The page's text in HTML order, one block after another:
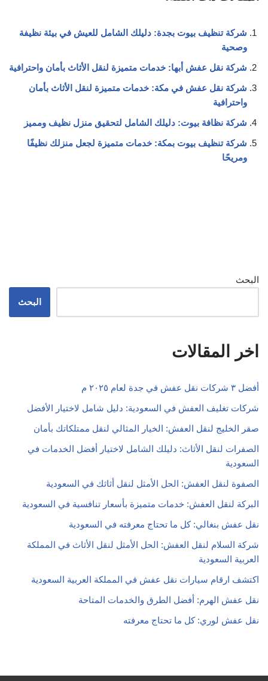
شركة تنظيف بيوت بجدة: دليلك الشامل للعيش في بيئة نظيفة
وصحية
شركة نقل عفش أبها: خدمات متميزة لنقل الأثاث بأمان واحترافية
شركة نقل عفش في مكة: خدمات متميزة لنقل الأثاث بأمان
واحترافية
شركة نظافة بيوت: دليلك الشامل لتحقيق منزل نظيف ومميز
شركة تنظيف بيوت بمكة: خدمات متميزة لجعل منزلك نظيفًا
ومريحًا
البحث
البحث
اخر المقالات
أفضل ٣ شركات نقل عفش في جدة لعام ٢٠٢٥ م
شركات تغليف العفش في السعودية: دليل شامل لاختيار الأفضل
صقر الخليج لنقل العفش: الخيار المثالي لنقل ممتلكاتك بأمان
الصفرات لنقل الأثاث: دليلك الشامل لاختيار أفضل الخدمات في
السعودية
الصفوة لنقل العفش: الحل الأمثل لنقل أثاثك في السعودية
البركة لنقل العفش: خدمات متميزة بأسعار تنافسية في السعودية
نقل عفش بنغالي: كل ما تحتاج معرفته في السعودية
شركة السلام لنقل العفش: الحل الأمثل لنقل الأثاث في المملكة
العربية السعودية
اكتشف ارقام سيارات نقل عفش في المملكة العربية السعودية
نقل عفش الهرم: أفضل الطرق والخدمات المتاحة
نقل عفش لوري: كل ما تحتاج معرفته